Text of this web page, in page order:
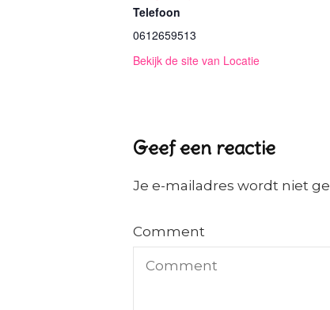
Telefoon
0612659513
Bekijk de site van Locatie
Geef een reactie
Je e-mailadres wordt niet
Comment